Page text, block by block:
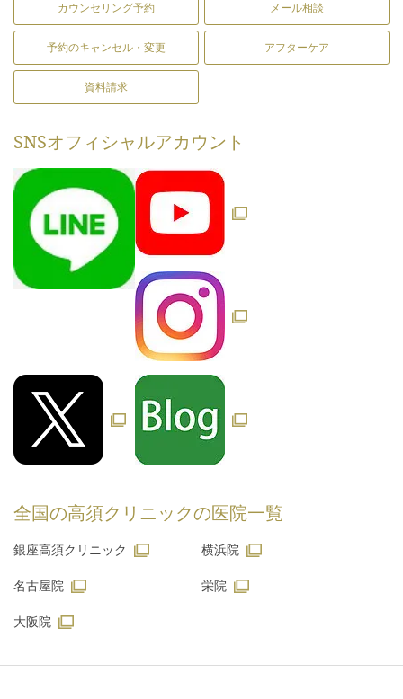
カウンセリング予約 メール相談
予約のキャンセル・変更 アフターケア
資料請求
SNSオフィシャルアカウント
全国の高須クリニックの医院一覧
銀座高須クリニック 横浜院
名古屋院 栄院
大阪院